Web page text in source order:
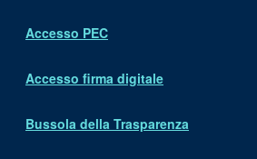
Accesso PEC
Accesso firma digitale
Bussola della Trasparenza